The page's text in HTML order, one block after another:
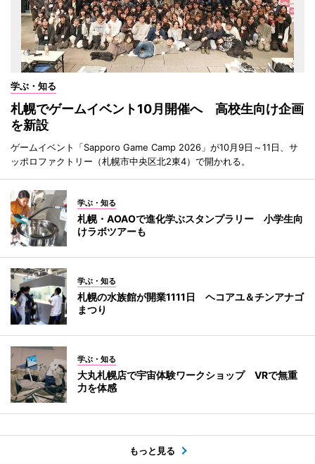
学ぶ・知る
札幌でゲームイベント10月開催へ 高校生向け企画
を新設
ゲームイベント「Sapporo Game Camp 2026」が10月9日～11日、サ
ッポロファクトリー（札幌市中央区北2東4）で開かれる。
学ぶ・知る
札幌・AOAOで進化学ぶスタンプラリー 小学生向
けラボツアーも
学ぶ・知る
札幌の水族館が開業1111日 ヘコアユ＆チンアナゴ
まつり
学ぶ・知る
大丸札幌店で宇宙体験ワークショップ VRで無重
力を体感
もっと見る